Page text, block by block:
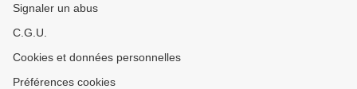
Signaler un abus
C.G.U.
Cookies et données personnelles
Préférences cookies